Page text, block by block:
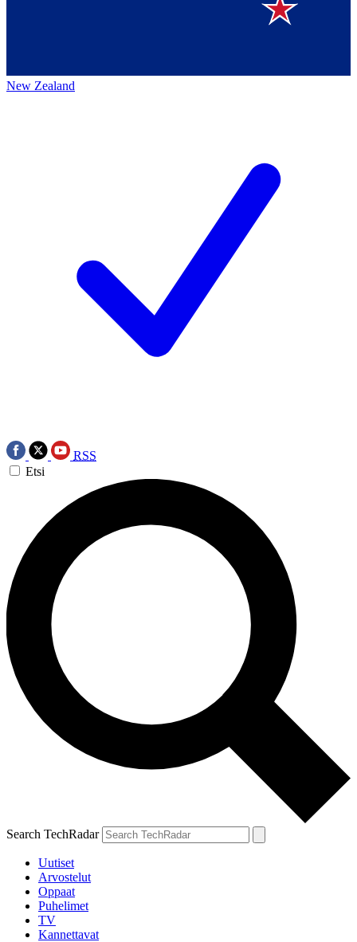
New Zealand
RSS
Etsi
Search TechRadar
Uutiset
Arvostelut
Oppaat
Puhelimet
TV
Kannettavat